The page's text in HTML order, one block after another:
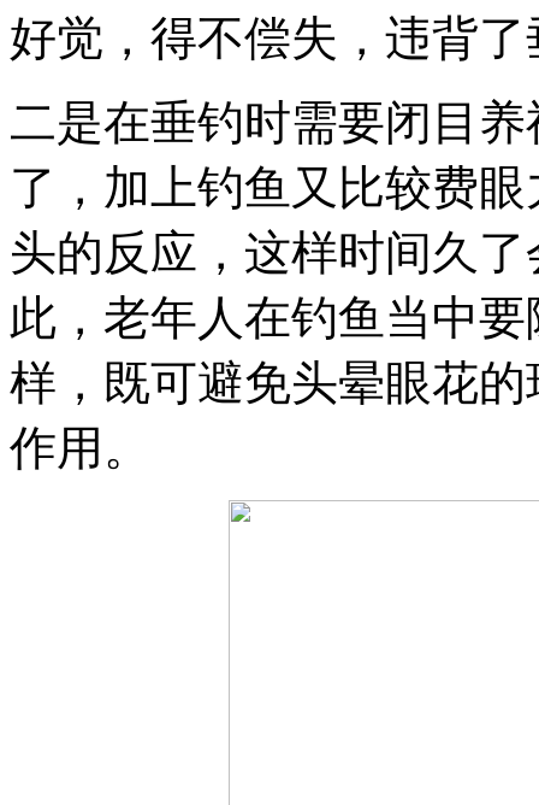
好觉，得不偿失，违背
二是在垂钓时需要闭目
了，加上钓鱼又比较费
头的反应，这样时间久
此，老年人在钓鱼当中
样，既可避免头晕眼花
作用。